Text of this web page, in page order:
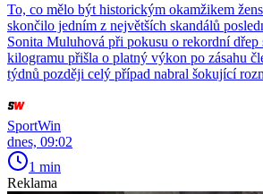
To, co mělo být historickým okamžikem
skončilo jedním z největších skandálů
Sonita Muluhová při pokusu o rekordní dřep
kilogramu přišla o platný výkon po zásahu
týdnů později celý případ nabral šokující
SportWin
dnes, 09:02
1 min
Reklama